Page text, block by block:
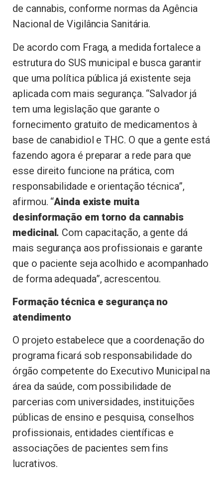
de cannabis, conforme normas da Agência
Nacional de Vigilância Sanitária.
De acordo com Fraga, a medida fortalece a
estrutura do SUS municipal e busca garantir
que uma política pública já existente seja
aplicada com mais segurança. “Salvador já
tem uma legislação que garante o
fornecimento gratuito de medicamentos à
base de canabidiol e THC. O que a gente está
fazendo agora é preparar a rede para que
esse direito funcione na prática, com
responsabilidade e orientação técnica”,
afirmou. “Ainda existe muita
desinformação em torno da cannabis
medicinal. Com capacitação, a gente dá
mais segurança aos profissionais e garante
que o paciente seja acolhido e acompanhado
de forma adequada”, acrescentou.
Formação técnica e segurança no
atendimento
O projeto estabelece que a coordenação do
programa ficará sob responsabilidade do
órgão competente do Executivo Municipal na
área da saúde, com possibilidade de
parcerias com universidades, instituições
públicas de ensino e pesquisa, conselhos
profissionais, entidades científicas e
associações de pacientes sem fins
lucrativos.